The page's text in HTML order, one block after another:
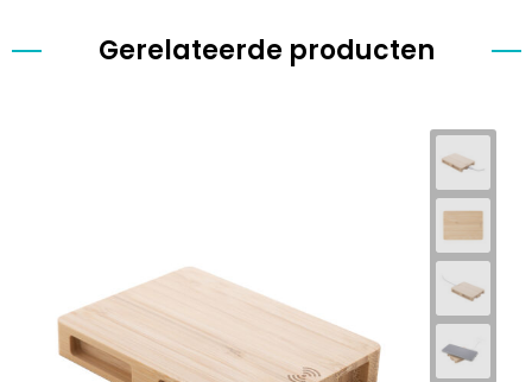
Gerelateerde producten